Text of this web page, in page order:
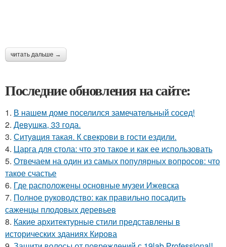
читать дальше →
Последние обновления на сайте:
1. В нашем доме поселился замечательный сосед!
2. Девушка, 33 года.
3. Ситуaция такая. К свекрови в гости ездили.
4. Царга для стола: что это такое и как ее использовать
5. Отвечаем на один из самых популярных вопросов: что
такое счастье
6. Где расположены основные музеи Ижевска
7. Полное руководство: как правильно посадить
саженцы плодовых деревьев
8. Какие архитектурные стили представлены в
исторических зданиях Кирова